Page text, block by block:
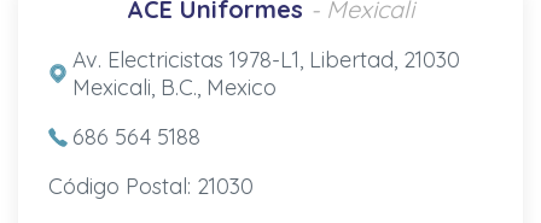
ACE Uniformes - Mexicali
Av. Electricistas 1978-L1, Libertad, 21030
Mexicali, B.C., Mexico
686 564 5188
Código Postal: 21030